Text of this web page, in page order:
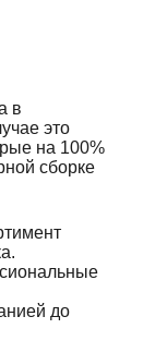
в
это
на 100%
сборке
до